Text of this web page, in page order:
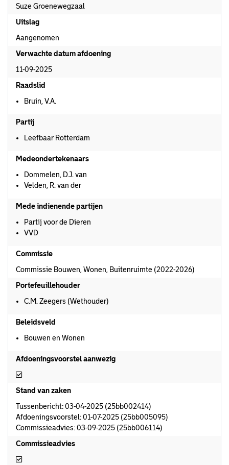
Suze Groenewegzaal
Uitslag
Aangenomen
Verwachte datum afdoening
11-09-2025
Raadslid
Bruin, V.A.
Partij
Leefbaar Rotterdam
Medeondertekenaars
Dommelen, D.J. van
Velden, R. van der
Mede indienende partijen
Partij voor de Dieren
VVD
Commissie
Commissie Bouwen, Wonen, Buitenruimte (2022-2026)
Portefeuillehouder
C.M. Zeegers (Wethouder)
Beleidsveld
Bouwen en Wonen
Afdoeningsvoorstel aanwezig
Afdoeningsvoorstel aanwezig
Stand van zaken
Tussenbericht: 03-04-2025 (25bb002414)
Afdoeningsvoorstel: 01-07-2025 (25bb005095)
Commissieadvies: 03-09-2025 (25bb006114)
Commissieadvies
Commissieadvies